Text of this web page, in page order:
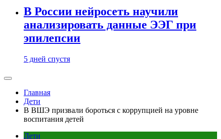
В России нейросеть научили
анализировать данные ЭЭГ при
эпилепсии
5 дней спустя
Главная
Дети
В ВШЭ призвали бороться с коррупцией на уровне
воспитания детей
Дети